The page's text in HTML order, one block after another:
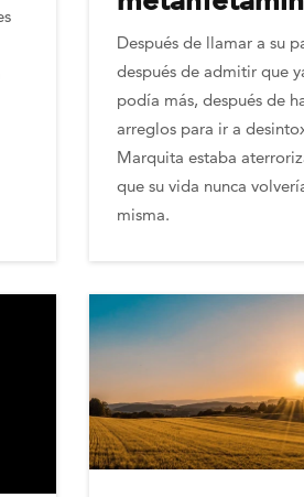
Después de llamar a su
después de admitir que
podía más, después de
arreglos para ir a
Marquita estaba
que su vida nunca
misma.